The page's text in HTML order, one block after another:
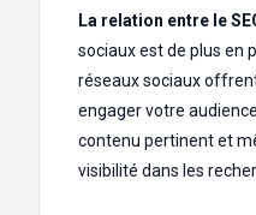
La relation entre le
sociaux est de plus en
réseaux sociaux
engager votre
contenu pertinent et
visibilité dans les